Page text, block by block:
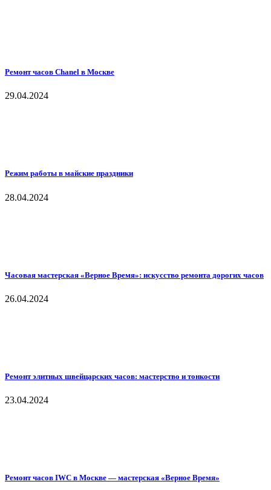
Ремонт часов Chanel в Москве
29.04.2024
Режим работы в майские праздники
28.04.2024
Часовая мастерская «Верное Время»: искусство ремонта дорогих часов
26.04.2024
Ремонт элитных швейцарских часов: мастерство и тонкости
23.04.2024
Ремонт часов IWC в Москве — мастерская «Верное Время»